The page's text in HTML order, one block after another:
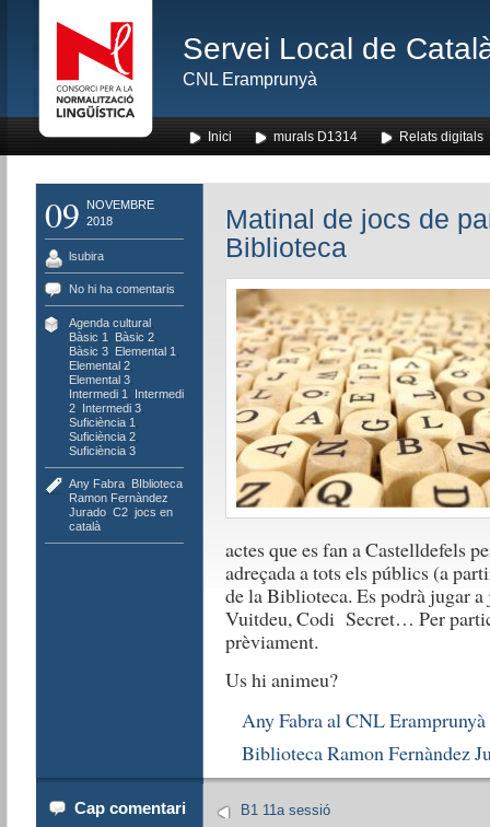
Servei Local de
CNL Eramprunyà
Inici murals D1314 Relats digitals
09
NOVEMBRE
2018
lsubira
No hi ha comentaris
Agenda cultural,
Bàsic 1
Bàsic 2,
Bàsic 3, Elemental 1
Elemental 2,
Elemental 3,
Intermedi 1
Intermedi
2, Intermedi 3,
Suficiència 1
Suficiència 2,
Suficiència 3
Any Fabra, BIblioteca
Ramon Fernàndez
Jurado, C2, jocs en
català
Matinal de jocs de
Biblioteca
actes que es fan a Castelldefels
adreçada a tots els públics (a
de la Biblioteca. Es podrà jugar
Vuitdeu, Codi Secret… Per
prèviament.
Us hi animeu?
Any Fabra al CNL Eramprunyà
Biblioteca Ramon Fernàndez
Cap comentari B1 11a sessió